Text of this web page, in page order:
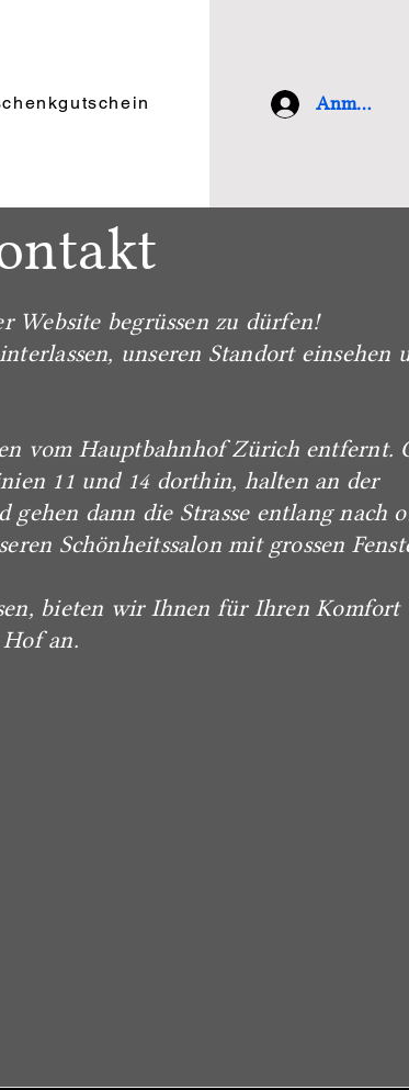
Anmelden
begrüssen zu dürfen!
unseren Standort einsehen
vom Hauptbahnhof Zürich entfernt.
11 und 14 dorthin, halten an der
gehen dann die Strasse entlang nach
Schönheitssalon mit grossen
bieten wir Ihnen für Ihren Komfort
an.